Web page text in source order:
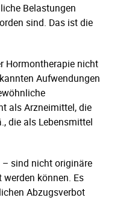
Belastungen
sind. Das ist die
Hormontherapie nicht
Aufwendungen
als Arzneimittel, die
die als Lebensmittel
sind nicht originäre
können. Es
Abzugsverbot